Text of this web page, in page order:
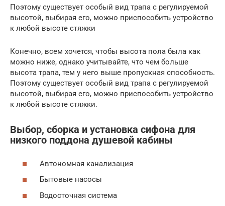
Поэтому существует особый вид трапа с регулируемой
высотой, выбирая его, можно приспособить устройство
к любой высоте стяжки
Конечно, всем хочется, чтобы высота пола была как
можно ниже, однако учитывайте, что чем больше
высота трапа, тем у него выше пропускная способность.
Поэтому существует особый вид трапа с регулируемой
высотой, выбирая его, можно приспособить устройство
к любой высоте стяжки.
Выбор, сборка и установка сифона для
низкого поддона душевой кабины
Автономная канализация
Бытовые насосы
Водосточная система